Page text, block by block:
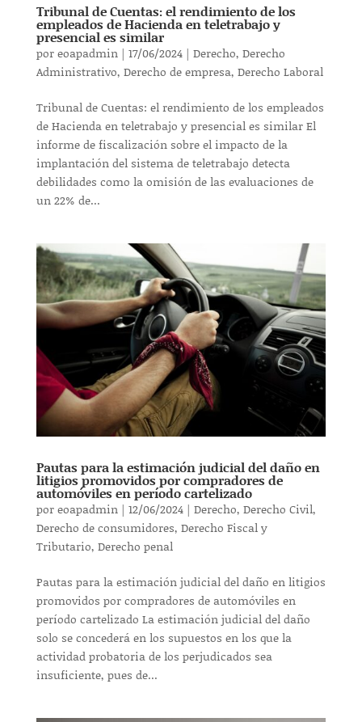
Tribunal de Cuentas: el rendimiento de los
empleados de Hacienda en teletrabajo y
presencial es similar
poreoapadmin| 17/06/2024| Derecho, Derecho
Administrativo, Derecho de empresa, Derecho Laboral
Tribunal de Cuentas: el rendimiento de los empleados
de Hacienda en teletrabajo y presencial es similar El
informe de fiscalización sobre el impacto de la
implantación del sistema de teletrabajo detecta
debilidades como la omisión de las evaluaciones de
un 22% de...
Pautas para la estimación judicial del daño en
litigios promovidos por compradores de
automóviles en período cartelizado
poreoapadmin| 12/06/2024| Derecho, Derecho Civil,
Derecho de consumidores, Derecho Fiscal y
Tributario, Derecho penal
Pautas para la estimación judicial del daño en litigios
promovidos por compradores de automóviles en
período cartelizado La estimación judicial del daño
solo se concederá en los supuestos en los que la
actividad probatoria de los perjudicados sea
insuficiente, pues de...